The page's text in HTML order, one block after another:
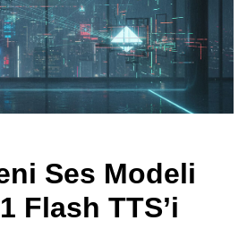
Ses Modeli
Flash TTS’i